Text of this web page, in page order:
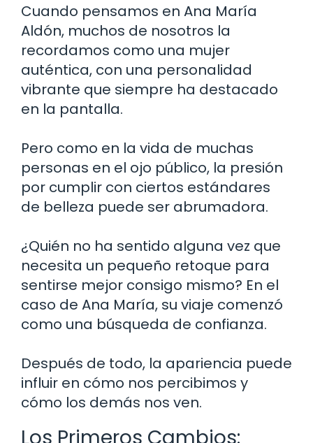
Cuando pensamos en Ana María
Aldón, muchos de nosotros la
recordamos como una mujer
auténtica, con una personalidad
vibrante que siempre ha destacado
en la pantalla.
Pero como en la vida de muchas
personas en el ojo público, la presión
por cumplir con ciertos estándares
de belleza puede ser abrumadora.
¿Quién no ha sentido alguna vez que
necesita un pequeño retoque para
sentirse mejor consigo mismo? En el
caso de Ana María, su viaje comenzó
como una búsqueda de confianza.
Después de todo, la apariencia puede
influir en cómo nos percibimos y
cómo los demás nos ven.